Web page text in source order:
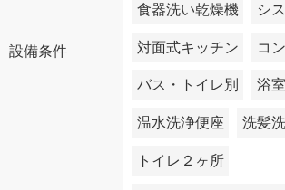
設備条件
食器洗い乾燥機 シ
対面式キッチン コ
バス・トイレ別 浴
温水洗浄便座 洗髪
トイレ２ヶ所